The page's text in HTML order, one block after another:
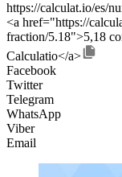
https://calculat.io/es/
<a href="https://
fraction/5.18">5,18
Calculatio</a>
Facebook
Twitter
Telegram
WhatsApp
Viber
Email